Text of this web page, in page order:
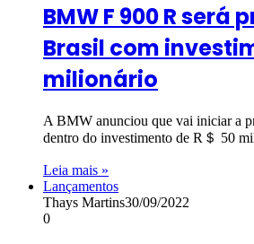
BMW F 900 R será
Brasil com
milionário
A BMW anunciou que vai iniciar a
dentro do investimento de R＄ 50
Leia mais »
Lançamentos
Thays Martins30/09/2022
0